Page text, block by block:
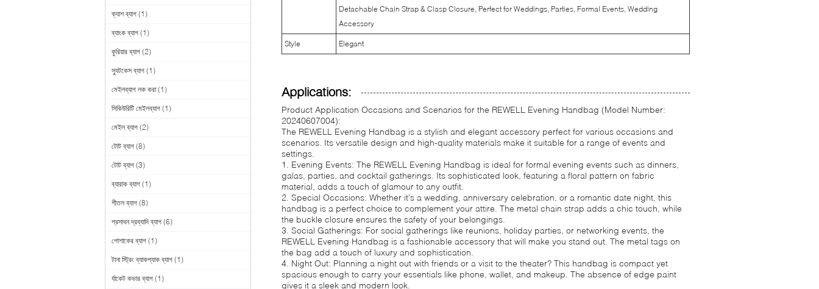
ক্যাশ ব্যাগ (1)
ব্যাংক ব্যাগ (1)
কুরিয়ার ব্যাগ (2)
স্যুটকেস ব্যাগ (1)
মেইলব্যাগ লক করা (1)
সিকিউরিটি মেইলব্যাগ (1)
মেইল ব্যাগ (2)
টোট ব্যাগ (8)
টোট ব্যাগ (3)
ব্যারাক ব্যাগ (1)
শীতল ব্যাগ (8)
প্রসাধন দ্রব্যাদি ব্যাগ (6)
পোশাকের ব্যাগ (1)
টানা স্ট্রিং ব্যাকপ্যাক ব্যাগ (1)
র্যাকেট কভার ব্যাগ (1)
Detachable Chain Strap & Clasp Closure, Perfect for Weddings, Parties, Formal Events, Wedding
Accessory
Style Elegant
Applications:
Product Application Occasions and Scenarios for the REWELL Evening Handbag (Model Number:
20240607004):
The REWELL Evening Handbag is a stylish and elegant accessory perfect for various occasions and
scenarios. Its versatile design and high-quality materials make it suitable for a range of events and
settings.
1. Evening Events: The REWELL Evening Handbag is ideal for formal evening events such as dinners,
galas, parties, and cocktail gatherings. Its sophisticated look, featuring a floral pattern on fabric
material, adds a touch of glamour to any outfit.
2. Special Occasions: Whether it's a wedding, anniversary celebration, or a romantic date night, this
handbag is a perfect choice to complement your attire. The metal chain strap adds a chic touch, while
the buckle closure ensures the safety of your belongings.
3. Social Gatherings: For social gatherings like reunions, holiday parties, or networking events, the
REWELL Evening Handbag is a fashionable accessory that will make you stand out. The metal tags on
the bag add a touch of luxury and sophistication.
4. Night Out: Planning a night out with friends or a visit to the theater? This handbag is compact yet
spacious enough to carry your essentials like phone, wallet, and makeup. The absence of edge paint
gives it a sleek and modern look.